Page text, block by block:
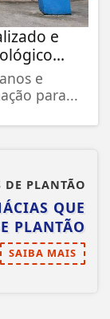
e
e
para...
DE PLANTÃO
QUE
PLANTÃO
SAIBA MAIS